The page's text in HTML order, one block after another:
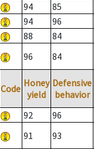
94 85
94 96
88 84
96 84
Code Honey
yield
Defensive
behavior
92 96
91 93